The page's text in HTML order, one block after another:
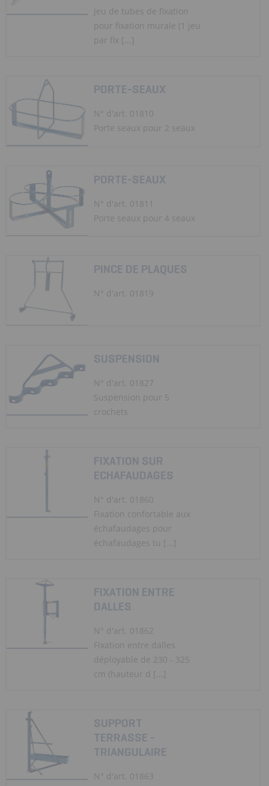
Jeu de tubes de fixation
pour fixation murale (1 jeu
par fix [...]
PORTE-SEAUX
N° d'art. 01810
Porte seaux pour 2 seaux
PORTE-SEAUX
N° d'art. 01811
Porte seaux pour 4 seaux
PINCE DE PLAQUES
N° d'art. 01819
SUSPENSION
N° d'art. 01827
Suspension pour 5
crochets
FIXATION SUR
ECHAFAUDAGES
N° d'art. 01860
Fixation confortable aux
échafaudages pour
échafaudages tu [...]
FIXATION ENTRE
DALLES
N° d'art. 01862
Fixation entre dalles
déployable de 230 - 325
cm (hauteur d [...]
SUPPORT
TERRASSE -
TRIANGULAIRE
N° d'art. 01863